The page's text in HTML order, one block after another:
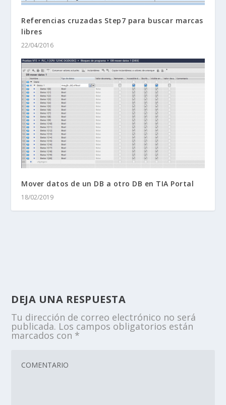
Referencias cruzadas Step7 para buscar marcas
libres
22/04/2016
Mover datos de un DB a otro DB en TIA Portal
18/02/2019
DEJA UNA RESPUESTA
Tu dirección de correo electrónico no será
publicada. Los campos obligatorios están
marcados con *